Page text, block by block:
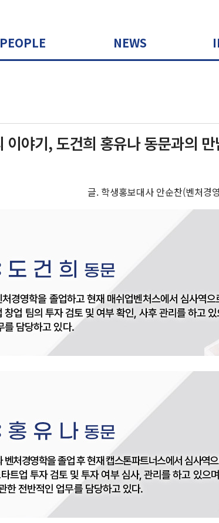
PEOPLE NEWS
이야기, 도건희 홍유나 동문과의
글. 학생홍보대사 안순찬(벤처경